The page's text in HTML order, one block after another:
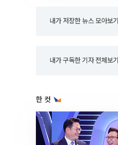
내가 저장한 뉴스 모아보기
내가 구독한 기자 전체보기
한 컷